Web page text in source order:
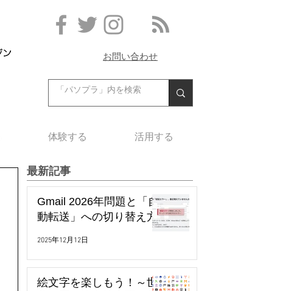
お問い合わせ
体験する 活用する
最新記事
Gmail 2026年問題と「自
動転送」への切り替え方
2025年12月12日
絵文字を楽しもう！～世